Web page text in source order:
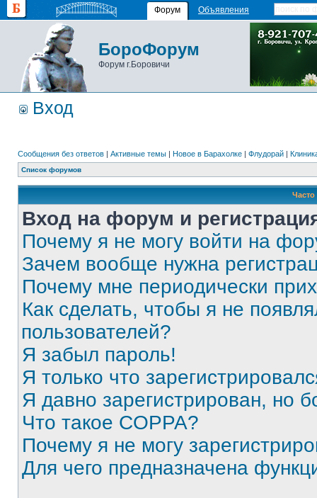
Форум Объявления
БороФорум
Форум г.Боровичи
Вход
Сообщения без ответов | Активные темы | Новое в Барахолке | Флудорай |
Список форумов
Вход на форум и
Почему я не могу войти на
Зачем вообще нужна
Почему мне периодически
Как сделать, чтобы я не
пользователей?
Я забыл пароль!
Я только что
Я давно зарегистрирован, но
Что такое COPPA?
Почему я не могу
Для чего предназначена